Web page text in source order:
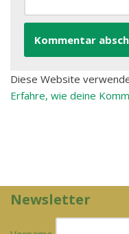
Diese Website
Erfahre, wie deine
Newsletter